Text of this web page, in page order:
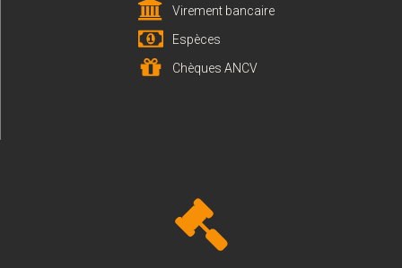
Virement bancaire
Espèces
Chèques ANCV